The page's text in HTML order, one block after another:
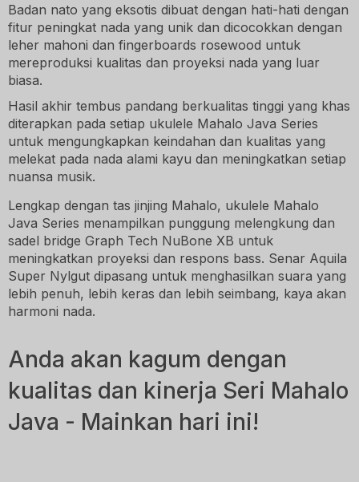
Badan nato yang eksotis dibuat dengan hati-hati dengan
fitur peningkat nada yang unik dan dicocokkan dengan
leher mahoni dan fingerboards rosewood untuk
mereproduksi kualitas dan proyeksi nada yang luar
biasa.
Hasil akhir tembus pandang berkualitas tinggi yang khas
diterapkan pada setiap ukulele Mahalo Java Series
untuk mengungkapkan keindahan dan kualitas yang
melekat pada nada alami kayu dan meningkatkan setiap
nuansa musik.
Lengkap dengan tas jinjing Mahalo, ukulele Mahalo
Java Series menampilkan punggung melengkung dan
sadel bridge Graph Tech NuBone XB untuk
meningkatkan proyeksi dan respons bass. Senar Aquila
Super Nylgut dipasang untuk menghasilkan suara yang
lebih penuh, lebih keras dan lebih seimbang, kaya akan
harmoni nada.
Anda akan kagum dengan
kualitas dan kinerja Seri Mahalo
Java - Mainkan hari ini!